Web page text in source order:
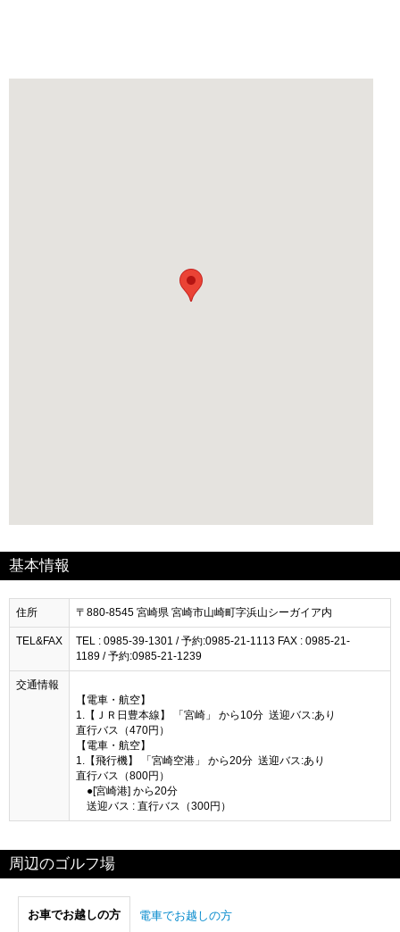
基本情報
住所 〒880-8545 宮崎県 宮崎市山崎町字浜山シーガイア内
TEL&FAX
TEL : 0985-39-1301 / 予約:0985-21-1113 FAX : 0985-21-
1189 / 予約:0985-21-1239
交通情報
【電車・航空】
1.【ＪＲ日豊本線】 「宮崎」 から10分 送迎バス:あり
直行バス（470円）
【電車・航空】
1.【飛行機】 「宮崎空港」 から20分 送迎バス:あり
直行バス（800円）
●[宮崎港] から20分
送迎バス : 直行バス（300円）
周辺のゴルフ場
お車でお越しの方 電車でお越しの方